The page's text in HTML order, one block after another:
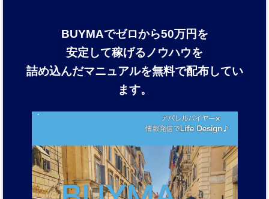
BUYMAでゼロから50万円を
安定して稼げるノウハウを
詰め込んだマニュアルを無料で配布してい
ます。